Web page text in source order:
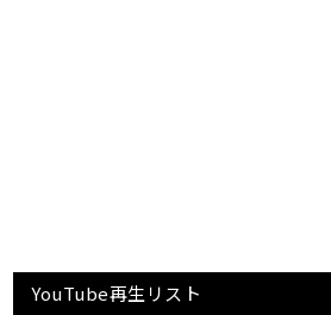
YouTube再生リスト